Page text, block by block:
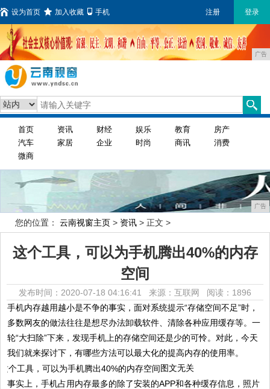
设为首页 加入收藏 手机 注册 登录
广告
首页 资讯 财经 娱乐 教育
房产
汽车
家居 企业 时尚 商讯
消费
微商
广告
您的位置： 云南视窗主页 > 资讯 > 正文 >
这个工具，可以为手机腾出40%的内存
空间
发布时间：2020-07-18 04:16:41 来源：互联网 阅读：1896
手机内存越用越小是不争的事实，面对系统提示“存储空间不足”时，
多数网友的做法往往是想尽办法卸载软件、清除各种应用缓存等。一
轮“大扫除”下来，发现手机上的存储空间还是少的可怜。对此，今天
我们就来探讨下，有哪些方法可以最大化的提高内存的使用率。
图文无关
事实上，手机占用内存最多的除了安装的APP和各种缓存信息，照片